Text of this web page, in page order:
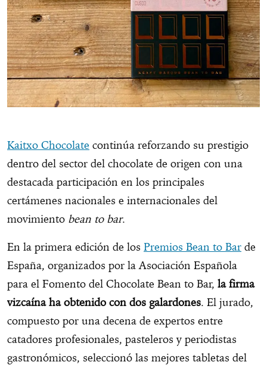
Kaitxo Chocolate continúa reforzando su prestigio
dentro del sector del chocolate de origen con una
destacada participación en los principales
certámenes nacionales e internacionales del
movimiento bean to bar.
En la primera edición de los Premios Bean to Bar de
España, organizados por la Asociación Española
para el Fomento del Chocolate Bean to Bar, la firma
vizcaína ha obtenido con dos galardones. El jurado,
compuesto por una decena de expertos entre
catadores profesionales, pasteleros y periodistas
gastronómicos, seleccionó las mejores tabletas del